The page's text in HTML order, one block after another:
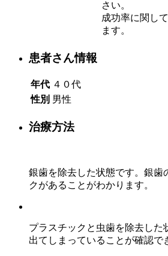
さい。
成功率に関し
ます。
患者さん情報
年代 ４０代
性別 男性
治療方法
銀歯を除去した状態です。銀歯
クがあることがわかります。
プラスチックと虫歯を除去した
出てしまっていることが確認で